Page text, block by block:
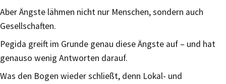
Aber Ängste lähmen nicht nur Menschen, sondern auch
Gesellschaften.
Pegida greift im Grunde genau diese Ängste auf – und hat
genauso wenig Antworten darauf.
Was den Bogen wieder schließt, denn Lokal- und